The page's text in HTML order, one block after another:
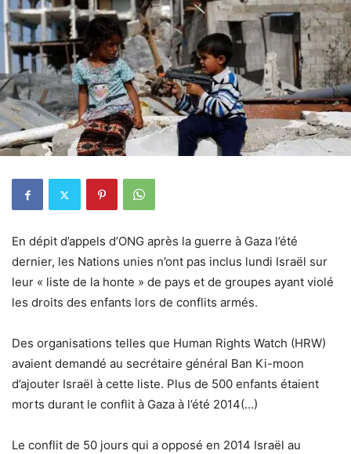
En dépit d’appels d’ONG après la guerre à Gaza l’été
dernier, les Nations unies n’ont pas inclus lundi Israël sur
leur « liste de la honte » de pays et de groupes ayant violé
les droits des enfants lors de conflits armés.
Des organisations telles que Human Rights Watch (HRW)
avaient demandé au secrétaire général Ban Ki-moon
d’ajouter Israël à cette liste. Plus de 500 enfants étaient
morts durant le conflit à Gaza à l’été 2014(…)
Le conflit de 50 jours qui a opposé en 2014 Israël au